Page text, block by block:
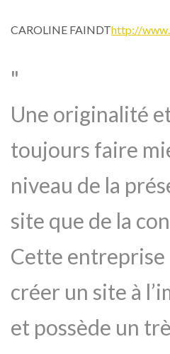
CAROLINE FAINDThttp://
Une originalité
toujours faire
niveau de la
site que de la
Cette entreprise
créer un site à
et possède un